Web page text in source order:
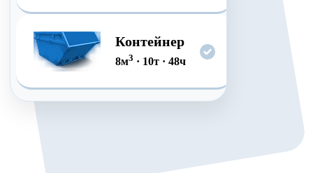
Контейнер
8м3 · 10т· 48ч